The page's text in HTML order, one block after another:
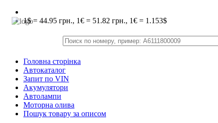
1$ = 44.95 грн., 1€ = 51.82 грн., 1€ = 1.153$
Головна сторінка
Автокаталог
Запит по VIN
Акумулятори
Автолампи
Моторна олива
Пошук товару за описом